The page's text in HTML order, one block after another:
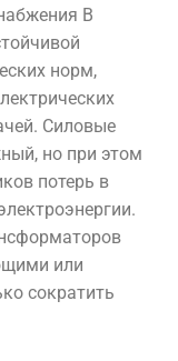
В
норм,
Силовые
но при этом
потерь в
или
сократить